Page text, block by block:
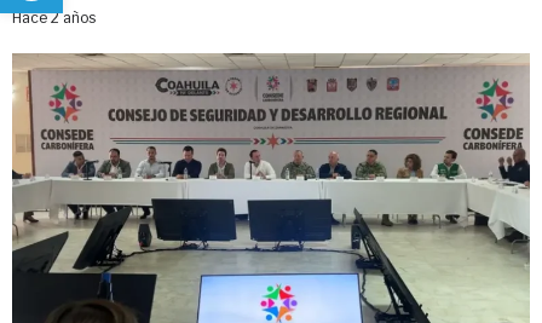
Hace 2 años